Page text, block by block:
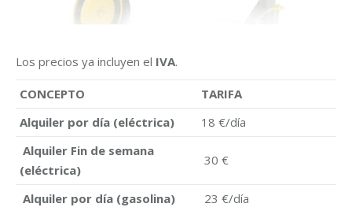
Los precios ya incluyen el IVA.
CONCEPTO
TARIFA
Alquiler por día (eléctrica)
18 €/día
Alquiler Fin de semana
(eléctrica)
30 €
Alquiler por día (gasolina)
23 €/día